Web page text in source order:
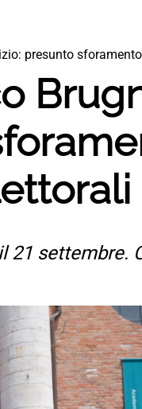
presunto
21